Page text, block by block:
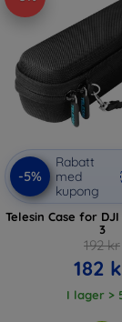
-5%
Rabatt
med
kupong
Telesin Case for
3
192 kr
182
I lager >